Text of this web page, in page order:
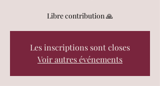
Libre contribution 🙏
Les inscriptions sont closes
Voir autres événements